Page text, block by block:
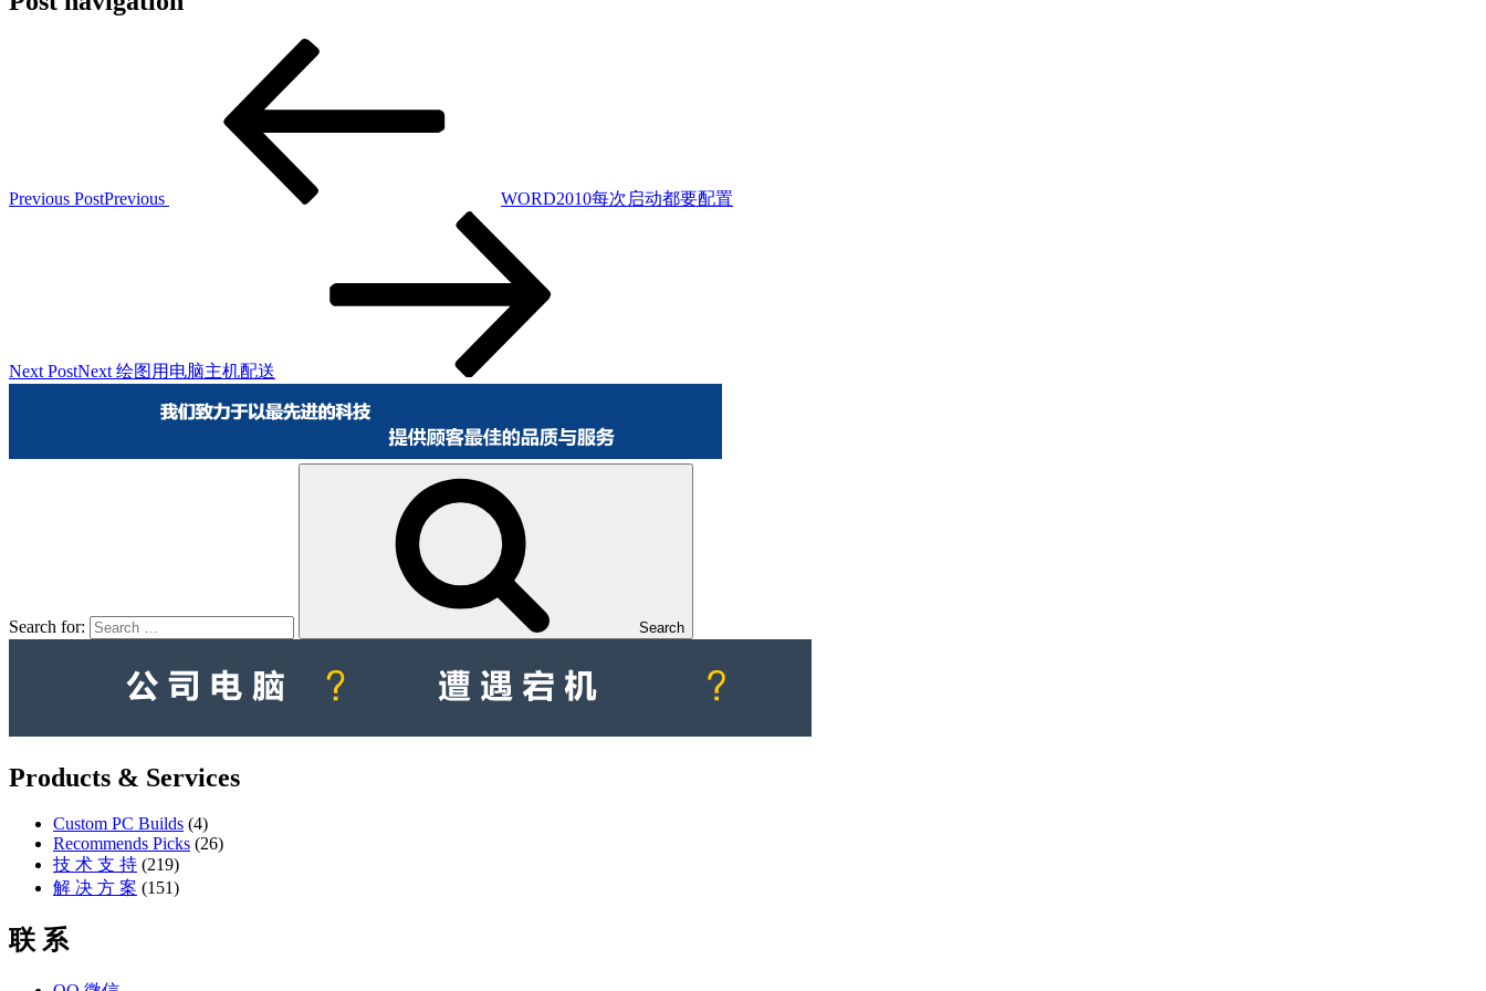
Previous PostPrevious WORD2010每次启动都要配置
Next PostNext 绘图用电脑主机配送
Search for: Search
Products & Services
Custom PC Builds (4)
Recommends Picks (26)
技 术 支 持 (219)
解 决 方 案 (151)
联 系